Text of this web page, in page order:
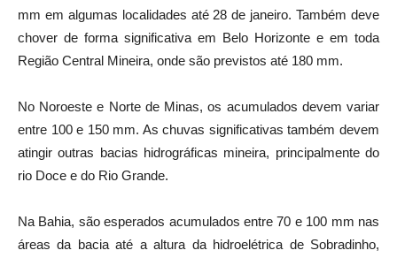
mm em algumas localidades até 28 de janeiro. Também deve
chover de forma significativa em Belo Horizonte e em toda
Região Central Mineira, onde são previstos até 180 mm.
No Noroeste e Norte de Minas, os acumulados devem variar
entre 100 e 150 mm. As chuvas significativas também devem
atingir outras bacias hidrográficas mineira, principalmente do
rio Doce e do Rio Grande.
Na Bahia, são esperados acumulados entre 70 e 100 mm nas
áreas da bacia até a altura da hidroelétrica de Sobradinho,